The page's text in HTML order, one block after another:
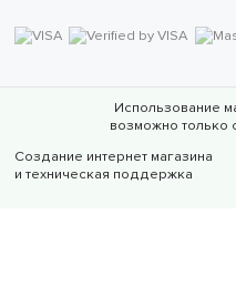
Использование
возможно только
Создание интернет магазина
и техническая поддержка